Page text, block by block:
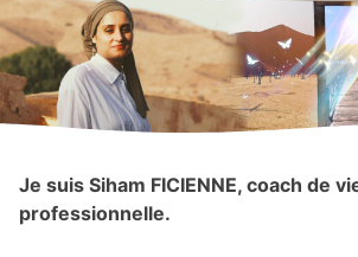
Je suis Siham FICIENNE, coach de
professionnelle.